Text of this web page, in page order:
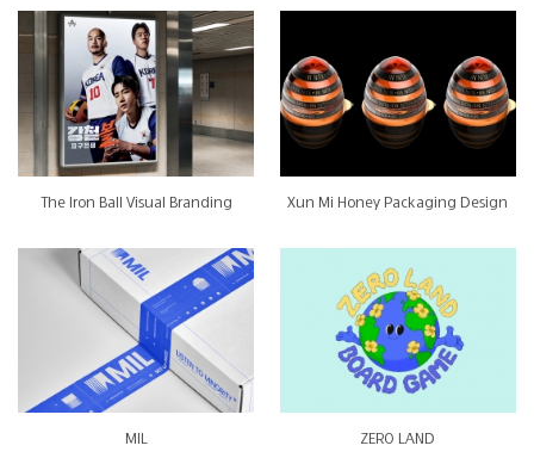
The Iron Ball Visual Branding Xun Mi Honey Packaging Design
MIL ZERO LAND